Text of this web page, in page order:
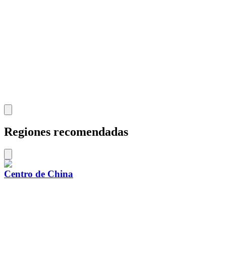
Regiones recomendadas
Centro de China